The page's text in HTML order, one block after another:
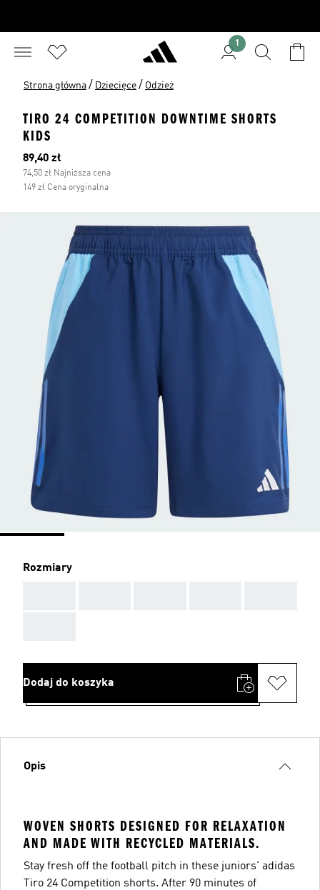
1
Strona główna / Dziecięce / Odzież
TIRO 24 COMPETITION DOWNTIME SHORTS
KIDS
Bieżąca cena
89,40 zł
74,50 zł Najniższa cena
149 zł Cena oryginalna
Rozmiary
Dodaj do koszyka
Opis
WOVEN SHORTS DESIGNED FOR RELAXATION
AND MADE WITH RECYCLED MATERIALS.
Stay fresh off the football pitch in these juniors' adidas
Tiro 24 Competition shorts. After 90 minutes of